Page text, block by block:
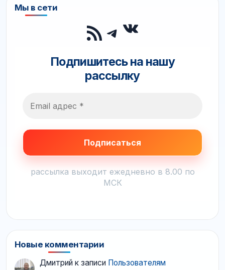
Мы в сети
RSS-лента
Telegram
ВКонтакте
Подпишитесь на нашу
рассылку
рассылка выходит ежедневно в 8.00 по
МСК
Новые комментарии
Дмитрий к записи Пользователям